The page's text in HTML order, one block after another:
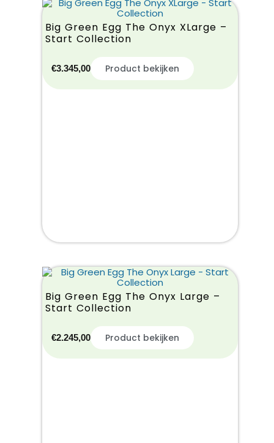
Big Green Egg The Onyx XLarge –
Start Collection
€3.345,00 Product bekijken
Big Green Egg The Onyx Large –
Start Collection
€2.245,00 Product bekijken